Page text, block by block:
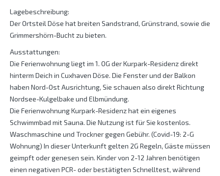
Lagebeschreibung:
Der Ortsteil Döse hat breiten Sandstrand, Grünstrand, sowie die
Grimmershörn-Bucht zu bieten.
Ausstattungen:
Die Ferienwohnung liegt im 1. OG der Kurpark-Residenz direkt
hinterm Deich in Cuxhaven Döse. Die Fenster und der Balkon
haben Nord-Ost Ausrichtung, Sie schauen also direkt Richtung
Nordsee-Kulgelbake und Elbmündung.
Die Ferienwohnung Kurpark-Residenz hat ein eigenes
Schwimmbad mit Sauna. Die Nutzung ist für Sie kostenlos.
Waschmaschine und Trockner gegen Gebühr. (Covid-19: 2-G
Wohnung) In dieser Unterkunft gelten 2G Regeln, Gäste müssen
geimpft oder genesen sein. Kinder von 2-12 Jahren benötigen
einen negativen PCR- oder bestätigten Schnelltest, während